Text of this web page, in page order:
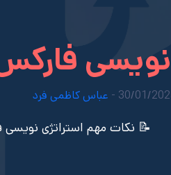
فارکس در
عباس کاظمی فرد
📝 نکات مهم استراتژی نویسی